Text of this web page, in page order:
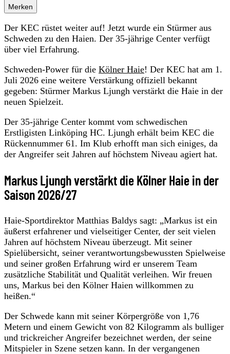
Merken
Der KEC rüstet weiter auf! Jetzt wurde ein Stürmer aus
Schweden zu den Haien. Der 35-jährige Center verfügt
über viel Erfahrung.
Schweden-Power für die Kölner Haie! Der KEC hat am 1.
Juli 2026 eine weitere Verstärkung offiziell bekannt
gegeben: Stürmer Markus Ljungh verstärkt die Haie in der
neuen Spielzeit.
Der 35-jährige Center kommt vom schwedischen
Erstligisten Linköping HC. Ljungh erhält beim KEC die
Rückennummer 61. Im Klub erhofft man sich einiges, da
der Angreifer seit Jahren auf höchstem Niveau agiert hat.
Markus Ljungh verstärkt die Kölner Haie in der
Saison 2026/27
Haie-Sportdirektor Matthias Baldys sagt: „Markus ist ein
äußerst erfahrener und vielseitiger Center, der seit vielen
Jahren auf höchstem Niveau überzeugt. Mit seiner
Spielübersicht, seiner verantwortungsbewussten Spielweise
und seiner großen Erfahrung wird er unserem Team
zusätzliche Stabilität und Qualität verleihen. Wir freuen
uns, Markus bei den Kölner Haien willkommen zu
heißen.“
Der Schwede kann mit seiner Körpergröße von 1,76
Metern und einem Gewicht von 82 Kilogramm als bulliger
und trickreicher Angreifer bezeichnet werden, der seine
Mitspieler in Szene setzen kann. In der vergangenen